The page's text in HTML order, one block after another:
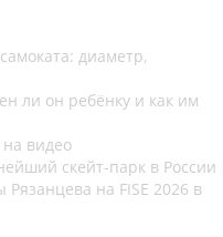
диаметр,
ли он ребёнку и как им
на видео
скейт-парк в России
на FISE 2026 в